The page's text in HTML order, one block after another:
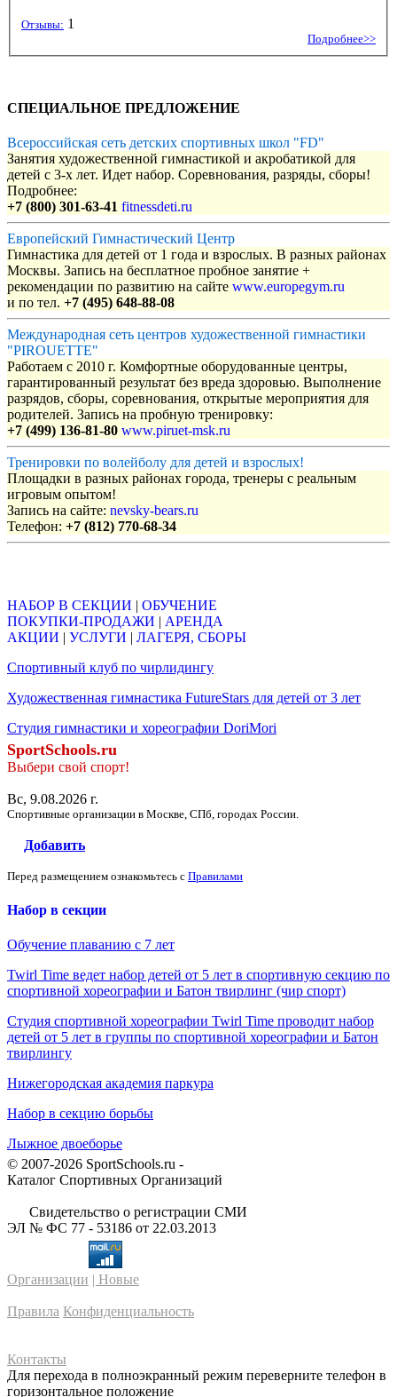
Отзывы: 1
Подробнее>>
СПЕЦИАЛЬНОЕ ПРЕДЛОЖЕНИЕ
Всероссийская сеть детских спортивных школ "FD"
Занятия художественной гимнастикой и акробатикой для
детей с 3-х лет. Идет набор. Соревнования, разряды, сборы!
Подробнее:
+7 (800) 301-63-41 fitnessdeti.ru
Европейский Гимнастический Центр
Гимнастика для детей от 1 года и взрослых. В разных районах
Москвы. Запись на бесплатное пробное занятие +
рекомендации по развитию на сайте www.europegym.ru
и по тел. +7 (495) 648-88-08
Международная сеть центров художественной гимнастики
"PIROUETTE"
Работаем с 2010 г. Комфортные оборудованные центры,
гарантированный результат без вреда здоровью. Выполнение
разрядов, сборы, соревнования, открытые мероприятия для
родителей. Запись на пробную тренировку:
+7 (499) 136-81-80 www.piruet-msk.ru
Тренировки по волейболу для детей и взрослых!
Площадки в разных районах города, тренеры с реальным
игровым опытом!
Запись на сайте: nevsky-bears.ru
Телефон: +7 (812) 770-68-34
НАБОР В СЕКЦИИ | ОБУЧЕНИЕ
ПОКУПКИ-ПРОДАЖИ | АРЕНДА
АКЦИИ | УСЛУГИ | ЛАГЕРЯ, СБОРЫ
Спортивный клуб по чирлидингу
Художественная гимнастика FutureStars для детей от 3 лет
Студия гимнастики и хореографии DoriMori
SportSchools.ru
Выбери свой спорт!
Вс, 9.08.2026 г.
Спортивные организации в Москве, СПб, городах России.
Добавить
Перед размещением ознакомьтесь с Правилами
Набор в секции
Обучение плаванию с 7 лет
Twirl Time ведет набор детей от 5 лет в спортивную секцию по
спортивной хореографии и Батон твирлинг (чир спорт)
Студия спортивной хореографии Twirl Time проводит набор
детей от 5 лет в группы по спортивной хореографии и Батон
твирлингу
Нижегородская академия паркура
Набор в секцию борьбы
Лыжное двоеборье
© 2007-2026 SportSchools.ru -
Каталог Спортивных Организаций
Свидетельство о регистрации СМИ
ЭЛ № ФС 77 - 53186 от 22.03.2013
Организации | Новые
Правила Конфиденциальность
Контакты
Для перехода в полноэкранный режим переверните телефон в
горизонтальное положение